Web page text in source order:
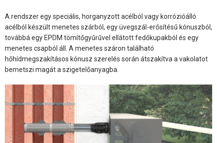
A rendszer egy speciális, horganyzott acélból vagy korrózióálló
acélból készült menetes szárból, egy üvegszál-erősítésű kónuszból,
továbbá egy EPDM tömítőgyűrűvel ellátott fedőkupakból és egy
menetes csapból áll. A menetes száron található
hőhídmegszakításos kónusz szerelés során átszakítva a vakolatot
bemetszi magát a szigetelőanyagba.